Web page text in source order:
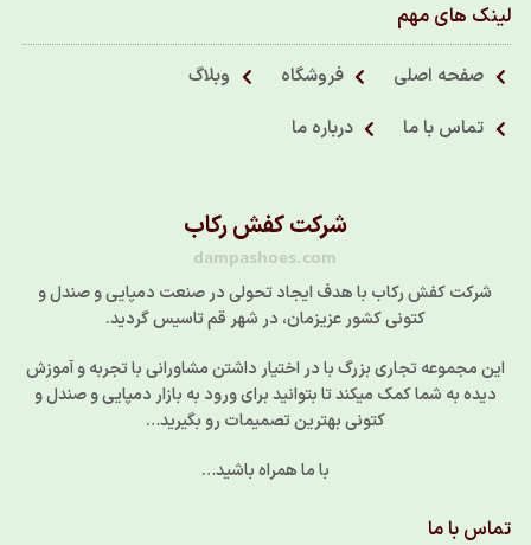
لینک های مهم
صفحه اصلی فروشگاه
وبلاگ
تماس با ما
درباره ما
شرکت کفش رکاب
dampashoes.com
شرکت کفش رکاب با هدف ایجاد تحولی در صنعت دمپایی و صندل و
کتونی کشور عزیزمان، در شهر قم تاسیس گردید.
این مجموعه تجاری بزرگ با در اختیار داشتن مشاورانی با تجربه و آموزش
دیده به شما کمک میکند تا بتوانید برای ورود به بازار دمپایی و صندل و
کتونی بهترین تصمیمات رو بگیرید…
با ما همراه باشید…
تماس با ما